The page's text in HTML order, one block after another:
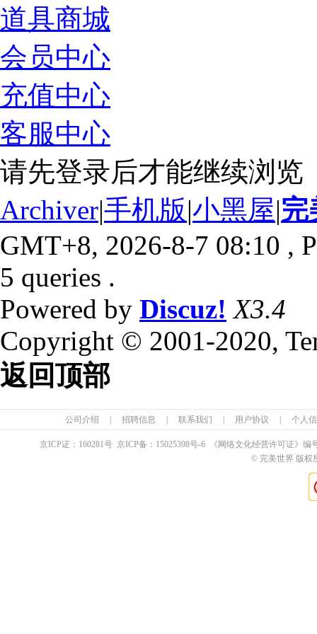
道具商城
会员中心
充值中心
客服中心
请先登录后才能继续浏览
Archiver|手机版|小黑屋|完
GMT+8, 2026-8-7 08:10 ,
5 queries .
Powered by Discuz! X3.4
Copyright © 2001-2020,
返回顶部
公司介绍 招聘信息 联系我们 用户协议 个人
京ICP证： 160281号 京ICP备： 15025398号-6 《网络文化经营许可证》编
© 完美世界 版权